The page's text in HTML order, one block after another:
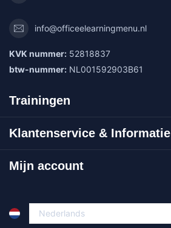
info@officeelearningmenu.nl
KVK nummer: 52818837
btw-nummer: NL001592903B61
Trainingen
Klantenservice & Informatie
Mijn account